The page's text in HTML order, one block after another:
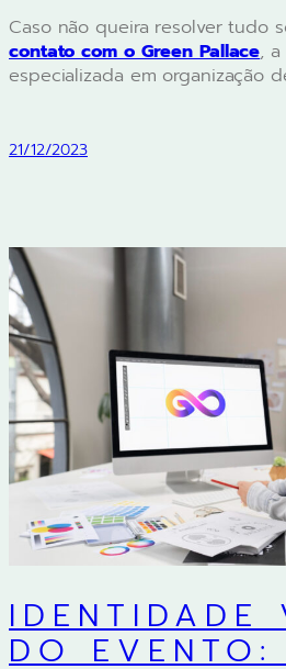
Caso não queira resolver tudo
contato com o Green Pallace,
especializada em organização
21/12/2023
IDENTIDADE
DO